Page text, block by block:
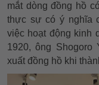
mắt dòng đồng hồ
thực sự có ý nghĩa
việc hoạt động kinh
1920, ông Shogoro
xuất đồng hồ khi